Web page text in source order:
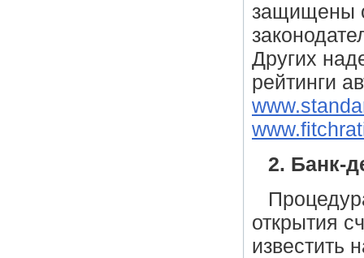
защищены
Других
рейтинги
2. Банк-
открытия
известить